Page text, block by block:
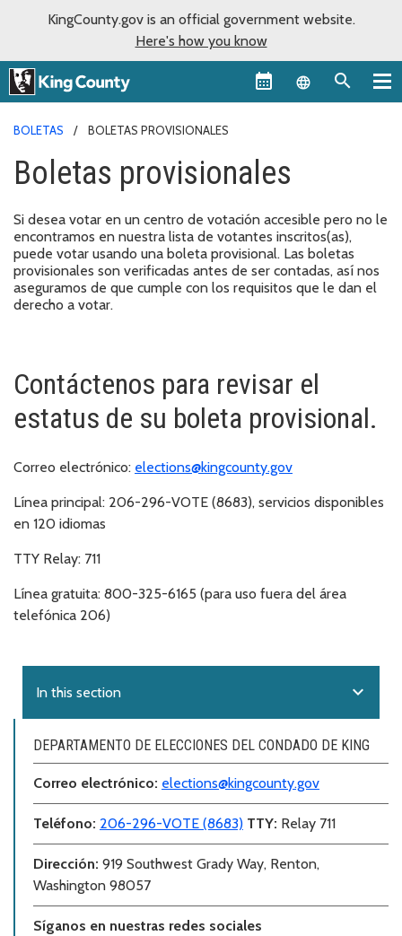
KingCounty.gov is an official government website.
Here's how you know
Language
BOLETAS BOLETAS PROVISIONALES
Boletas provisionales
Si desea votar en un centro de votación accesible pero no le
encontramos en nuestra lista de votantes inscritos(as),
puede votar usando una boleta provisional. Las boletas
provisionales son verificadas antes de ser contadas, así nos
aseguramos de que cumple con los requisitos que le dan el
derecho a votar.
Contáctenos para revisar el
estatus de su boleta provisional.
Correo electrónico: elections@kingcounty.gov
Línea principal: 206-296-VOTE (8683), servicios disponibles
en 120 idiomas
TTY Relay: 711
Línea gratuita: 800-325-6165 (para uso fuera del área
telefónica 206)
In this section expand_more
DEPARTAMENTO DE ELECCIONES DEL CONDADO DE KING
Correo electrónico: elections@kingcounty.gov
Teléfono: 206-296-VOTE (8683) TTY: Relay 711
Dirección: 919 Southwest Grady Way, Renton,
Washington 98057
Síganos en nuestras redes sociales